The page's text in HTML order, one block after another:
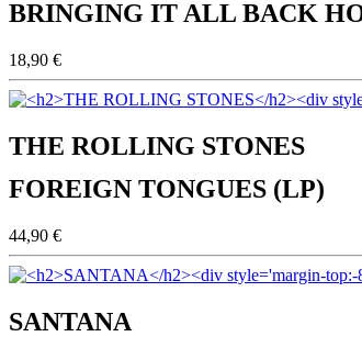
BRINGING IT ALL BACK
18,90 €
THE ROLLING STONES
FOREIGN TONGUES (LP)
44,90 €
SANTANA